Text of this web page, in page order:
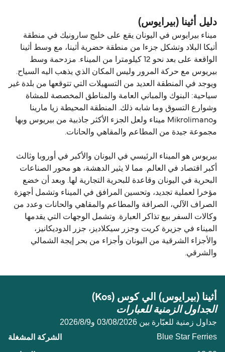
Blue Star Ferries
دليل أثينا (بيرايوس)
ميناء بيرايوس في اليونان يقع على خليج سارونيك في منطقة
أتيكا البلاد وتشكل جزءا من منطقة حضرية أثينا، مع وسط أثينا
الواقعة على بعد نحو 12 كيلومترا من الميناء. مزدحمة وسط
بيريوس مع حركة المرور وليس المكان الذي يذهب اليه السياح.
ويوجد في المنطقة العديد من التسهيلات التي تتوقعها من بلدة غير
سياحية: البنوك والمباني العامة والمناطق المخصصة للمشاة
وشوارع التسوق وما شابه ذلك. المنطقة المحيطة زيا مارينا
وMikrolimano ميناء ولعل الجزء الأكثر جاذبية من بيريوس وبها
مجموعة جيدة من المطاعم والمقاهي والحانات.
بيريوس هو الميناء الرئيسي في اليونان والأكبر في أوروبا وثالث
أكبر اقتصاد في العالم. مما لا يثير الدهشة، هو محور الصناعات
البحرية في اليونان وقاعدة للبحرية التجارية لها. وبعد أن خضع
مؤخرا لعملية تجديد، وتحسين المرافق في الميناء وتشمل أجهزة
الصراف الآلي، الصرافة والمطاعم والمقاهي والحانات وعدد من
وكالات السفر بيع تذاكر العبارة. وتشمل الوجهات التي يقدمها
الميناء في جزيرة كريت وجزر سيكلاديز، جزر الدوديكانيز،
والأجزاء الشرقية من اليونان وأجزاء من بحر إيجة الشمالي
والشرقي.
أثينا (بيرايوس) الي كوس (Kos)
الجداول الزمنية للعبارات
جداول زمنية للعبّارة بين 03/08/2026 و9‏/8‏/2026
Blue Star Ferries